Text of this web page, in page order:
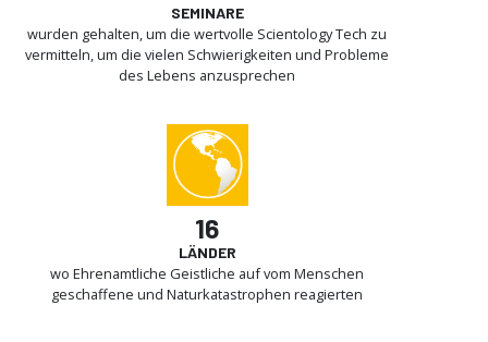
SEMINARE
wurden gehalten, um die wertvolle Scientology Tech zu
vermitteln, um die vielen Schwierigkeiten und Probleme
des Lebens anzusprechen
16
LÄNDER
wo Ehrenamtliche Geistliche auf vom Menschen
geschaffene und Naturkatastrophen reagierten